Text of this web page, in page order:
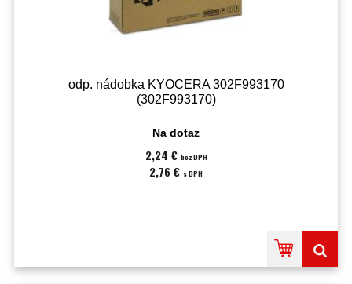
odp. nádobka KYOCERA 302F993170
(302F993170)
Na dotaz
2,24 € bez DPH
2,76 € s DPH